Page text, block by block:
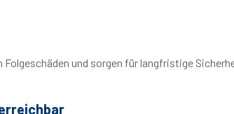
und sorgen für langfristige